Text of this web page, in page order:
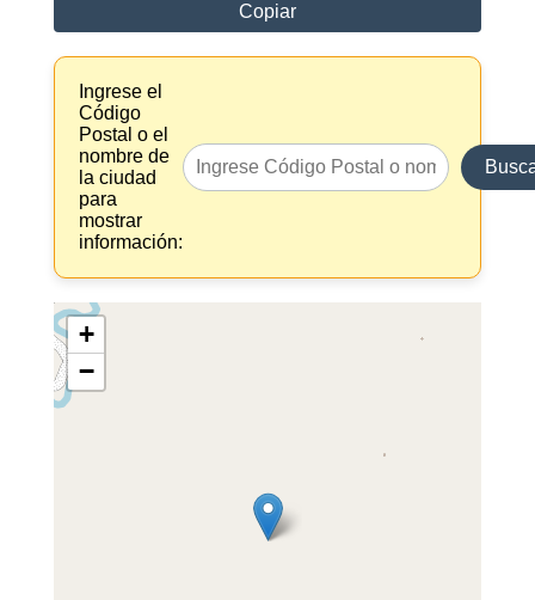
Copiar
Ingrese el
Código
Postal o el
nombre de
la ciudad
para
mostrar
información:
+
−